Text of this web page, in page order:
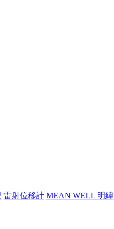
雷射位移計 MEAN WELL 明緯